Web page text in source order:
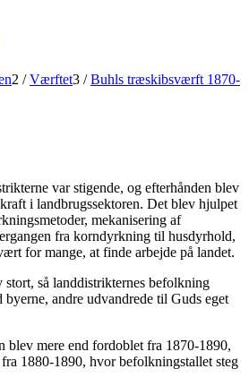
2 / Værftet3 / Buhls træskibsværft 1870-
var stigende, og efterhånden blev
i landbrugssektoren. Det blev hjulpet
mekanisering af
fra korndyrkning til husdyrhold,
for mange, at finde arbejde på landet.
så landdistrikternes befolkning
andre udvandrede til Guds eget
blev mere end fordoblet fra 1870-1890,
1880-1890, hvor befolkningstallet steg